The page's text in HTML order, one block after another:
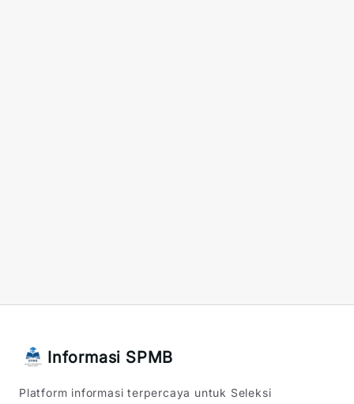
Informasi SPMB
Platform informasi terpercaya untuk Seleksi